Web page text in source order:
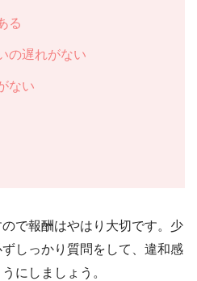
る
の遅れがない
ない
で報酬はやはり大切です。少
しっかり質問をして、違和感
にしましょう。